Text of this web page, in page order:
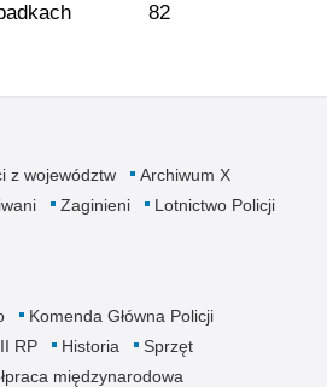
82
z województw
Archiwum X
Zaginieni
Lotnictwo Policji
Komenda Główna Policji
RP Historia
Sprzęt
międzynarodowa